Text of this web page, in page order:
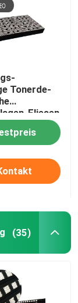
Tonerde-
Fliesen
(35)